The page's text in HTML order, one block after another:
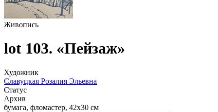
Живопись
lot 103. «Пейзаж»
Художник
Славуцкая Розалия Эльевна
Статус
Архив
бумага, фломастер, 42х30 см